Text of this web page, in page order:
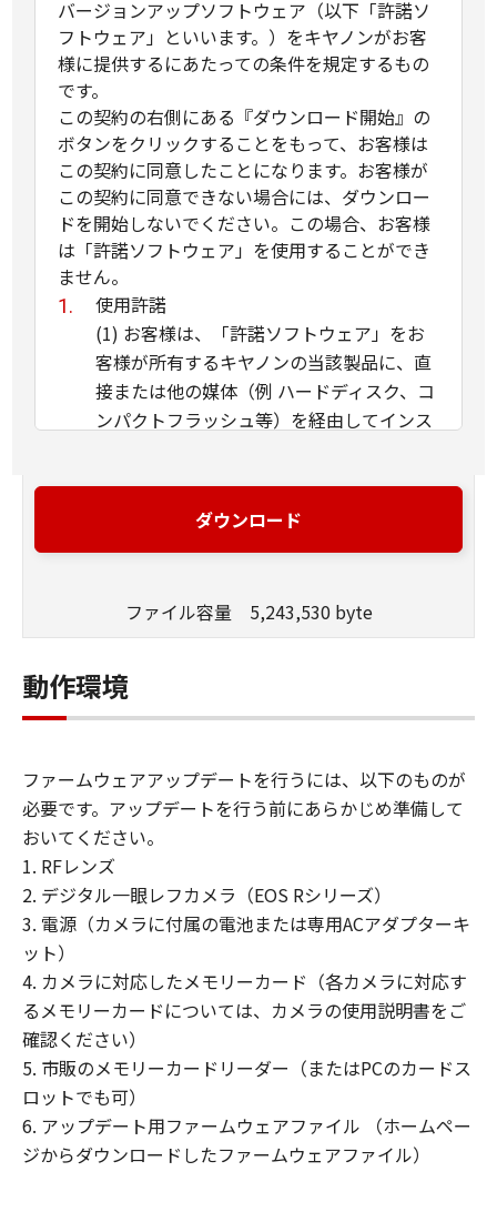
バージョンアップソフトウェア（以下「許諾ソ
フトウェア」といいます。）をキヤノンがお客
様に提供するにあたっての条件を規定するもの
です。
この契約の右側にある『ダウンロード開始』の
ボタンをクリックすることをもって、お客様は
この契約に同意したことになります。お客様が
この契約に同意できない場合には、ダウンロー
ドを開始しないでください。この場合、お客様
は「許諾ソフトウェア」を使用することができ
ません。
使用許諾
(1) お客様は、「許諾ソフトウェア」をお
客様が所有するキヤノンの当該製品に、直
接または他の媒体（例 ハードディスク、コ
ンパクトフラッシュ等）を経由してインス
(2) お客様は、本契約で明示的に規定され
る場合を除き、「許諾ソフトウェア」を、
訳、翻案もしくは他のプログラム言語に書
「許諾ソフトウェア」の全部または一部を
修正、改変、逆アセンブル、逆コンパイル
はならず、また第三者にこのような行為を
させてはなりません。
(3) お客様は、「許諾ソフトウェア」に含
まれるキヤノンの著作権表示を修正、除去
または消去してはなりません。
(4) 本契約に明示的に定める場合を除き、
キヤノンは「許諾ソフトウェア」に関する
キヤノンの知的財産権のいかなる権利もお
客様に付与または許諾するものでもありま
せん。
所有権
「許諾ソフトウェア」は、著作権により保
護され、キヤノンにより所有されていま
す。お客様は、キヤノンが、本契約に基づ
ダウンロード
ファイル容量 5,243,530 byte
動作環境
ファームウェアアップデートを行うには、以下のものが
必要です。アップデートを行う前にあらかじめ準備して
おいてください。
1. RFレンズ
2. デジタル一眼レフカメラ（EOS Rシリーズ）
3. 電源（カメラに付属の電池または専用ACアダプターキ
ット）
4. カメラに対応したメモリーカード（各カメラに対応す
るメモリーカードについては、カメラの使用説明書をご
確認ください）
5. 市販のメモリーカードリーダー（またはPCのカードス
ロットでも可）
6. アップデート用ファームウェアファイル （ホームペー
ジからダウンロードしたファームウェアファイル）